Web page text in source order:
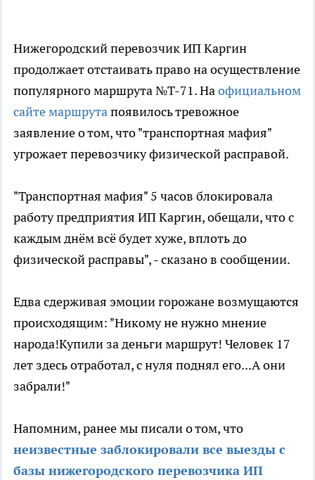
Нижегородский перевозчик ИП Каргин
продолжает отстаивать право на осуществление
популярного маршрута №Т-71. Наофициальном
сайте маршрутапоявилось тревожное
заявление о том, что "транспортная мафия"
угрожает перевозчику физической расправой.
"Транспортная мафия" 5 часов блокировала
работу предприятия ИП Каргин, обещали, что с
каждым днём всё будет хуже, вплоть до
физической расправы", - сказано в сообщении.
Едва сдерживая эмоции горожане возмущаются
происходящим: "Никому не нужно мнение
народа!Купили за деньги маршрут! Человек 17
лет здесь отработал, с нуля поднял его...А они
забрали!"
Напомним, ранее мы писали о том, что
неизвестные заблокировали все выезды с
базы нижегородского перевозчика ИП